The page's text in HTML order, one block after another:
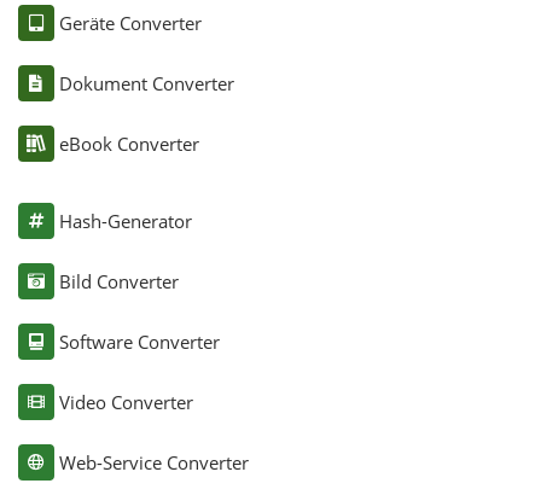
Geräte Converter
Dokument Converter
eBook Converter
Hash-Generator
Bild Converter
Software Converter
Video Converter
Web-Service Converter